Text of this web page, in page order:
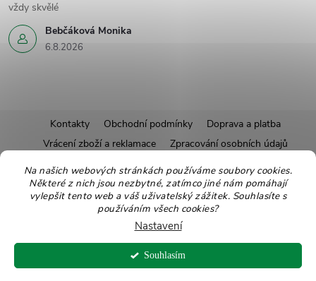
Na našich webových stránkách používáme soubory cookies.
Některé z nich jsou nezbytné, zatímco jiné nám pomáhají
vylepšit tento web a váš uživatelský zážitek. Souhlasíte s
používáním všech cookies?
Nastavení
Souhlasím
Bebčáková Monika
6.8.2026
vždy skvělé
á
Kontakty Obchodní podmínky
Doprava a platba
Vrácení zboží a reklamace
Zpracování osobních údajů
Pravidla soutěží
Affiliate program
Recepty
Pro nové dodavatele
Ekologické balení Moje objednávka
Copyright 2026Zdravoslav. Všechna práva vyhrazena.Upravit nastavení
cookies